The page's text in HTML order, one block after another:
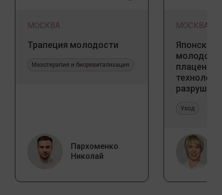
МОСКВА
Трапеция молодости
Мезотерапия и биоревитализация
Пархоменко
Николай
МОСКВА
Японский
Уход